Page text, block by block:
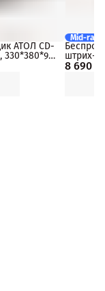
АТОЛ CD-
Mid-
8 690 ₽
штрих-